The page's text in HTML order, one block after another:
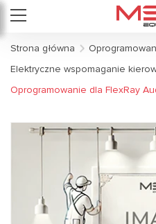
Strona główna
Elektryczne wspomaganie
Oprogramowanie dla FlexRay